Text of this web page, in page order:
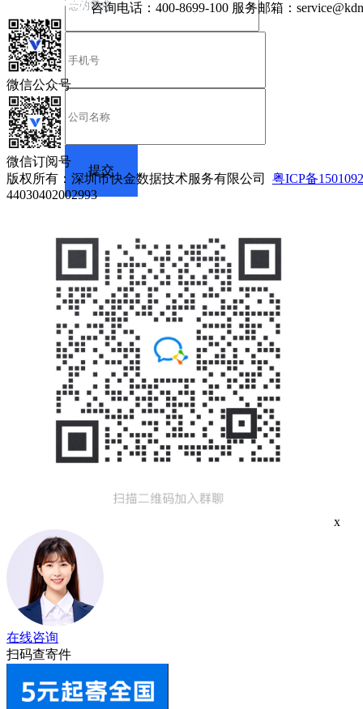
咨询电话： 400-8699-100 服务邮箱：
微信公众号
微信订阅号
版权所有：深圳市快金数据技术服务有限公司 粤ICP备
44030402002993
x
在线咨询
扫码查寄件